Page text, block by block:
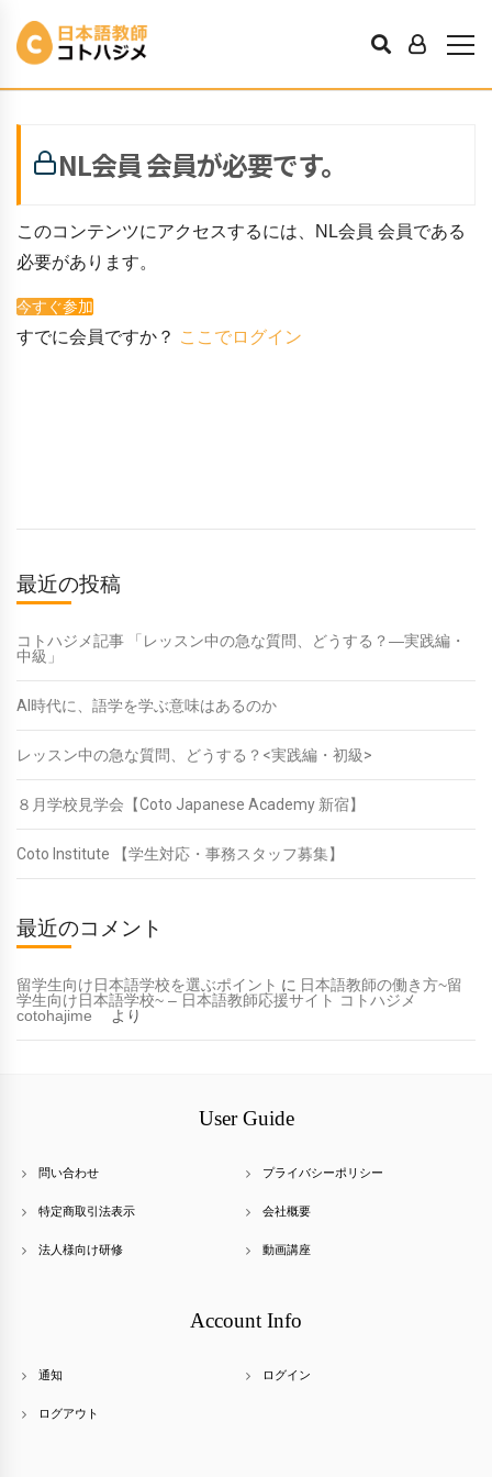
「ておく」と「てある」の使い分け
K先輩
NL会員 会員が必要です。
このコンテンツにアクセスするには、NL会員 会員である
必要があります。
今すぐ参加
すでに会員ですか？ ここでログイン
最近の投稿
コトハジメ記事 「レッスン中の急な質問、どうする？―実践編・
中級」
AI時代に、語学を学ぶ意味はあるのか
レッスン中の急な質問、どうする？<実践編・初級>
８月学校見学会【Coto Japanese Academy 新宿】
Coto Institute 【学生対応・事務スタッフ募集】
最近のコメント
留学生向け日本語学校を選ぶポイント に 日本語教師の働き方~留
学生向け日本語学校~ – 日本語教師応援サイト コトハジメ
cotohajime
より
User Guide
問い合わせ プライバシーポリシー
特定商取引法表示 会社概要
法人様向け研修 動画講座
Account Info
通知 ログイン
ログアウト